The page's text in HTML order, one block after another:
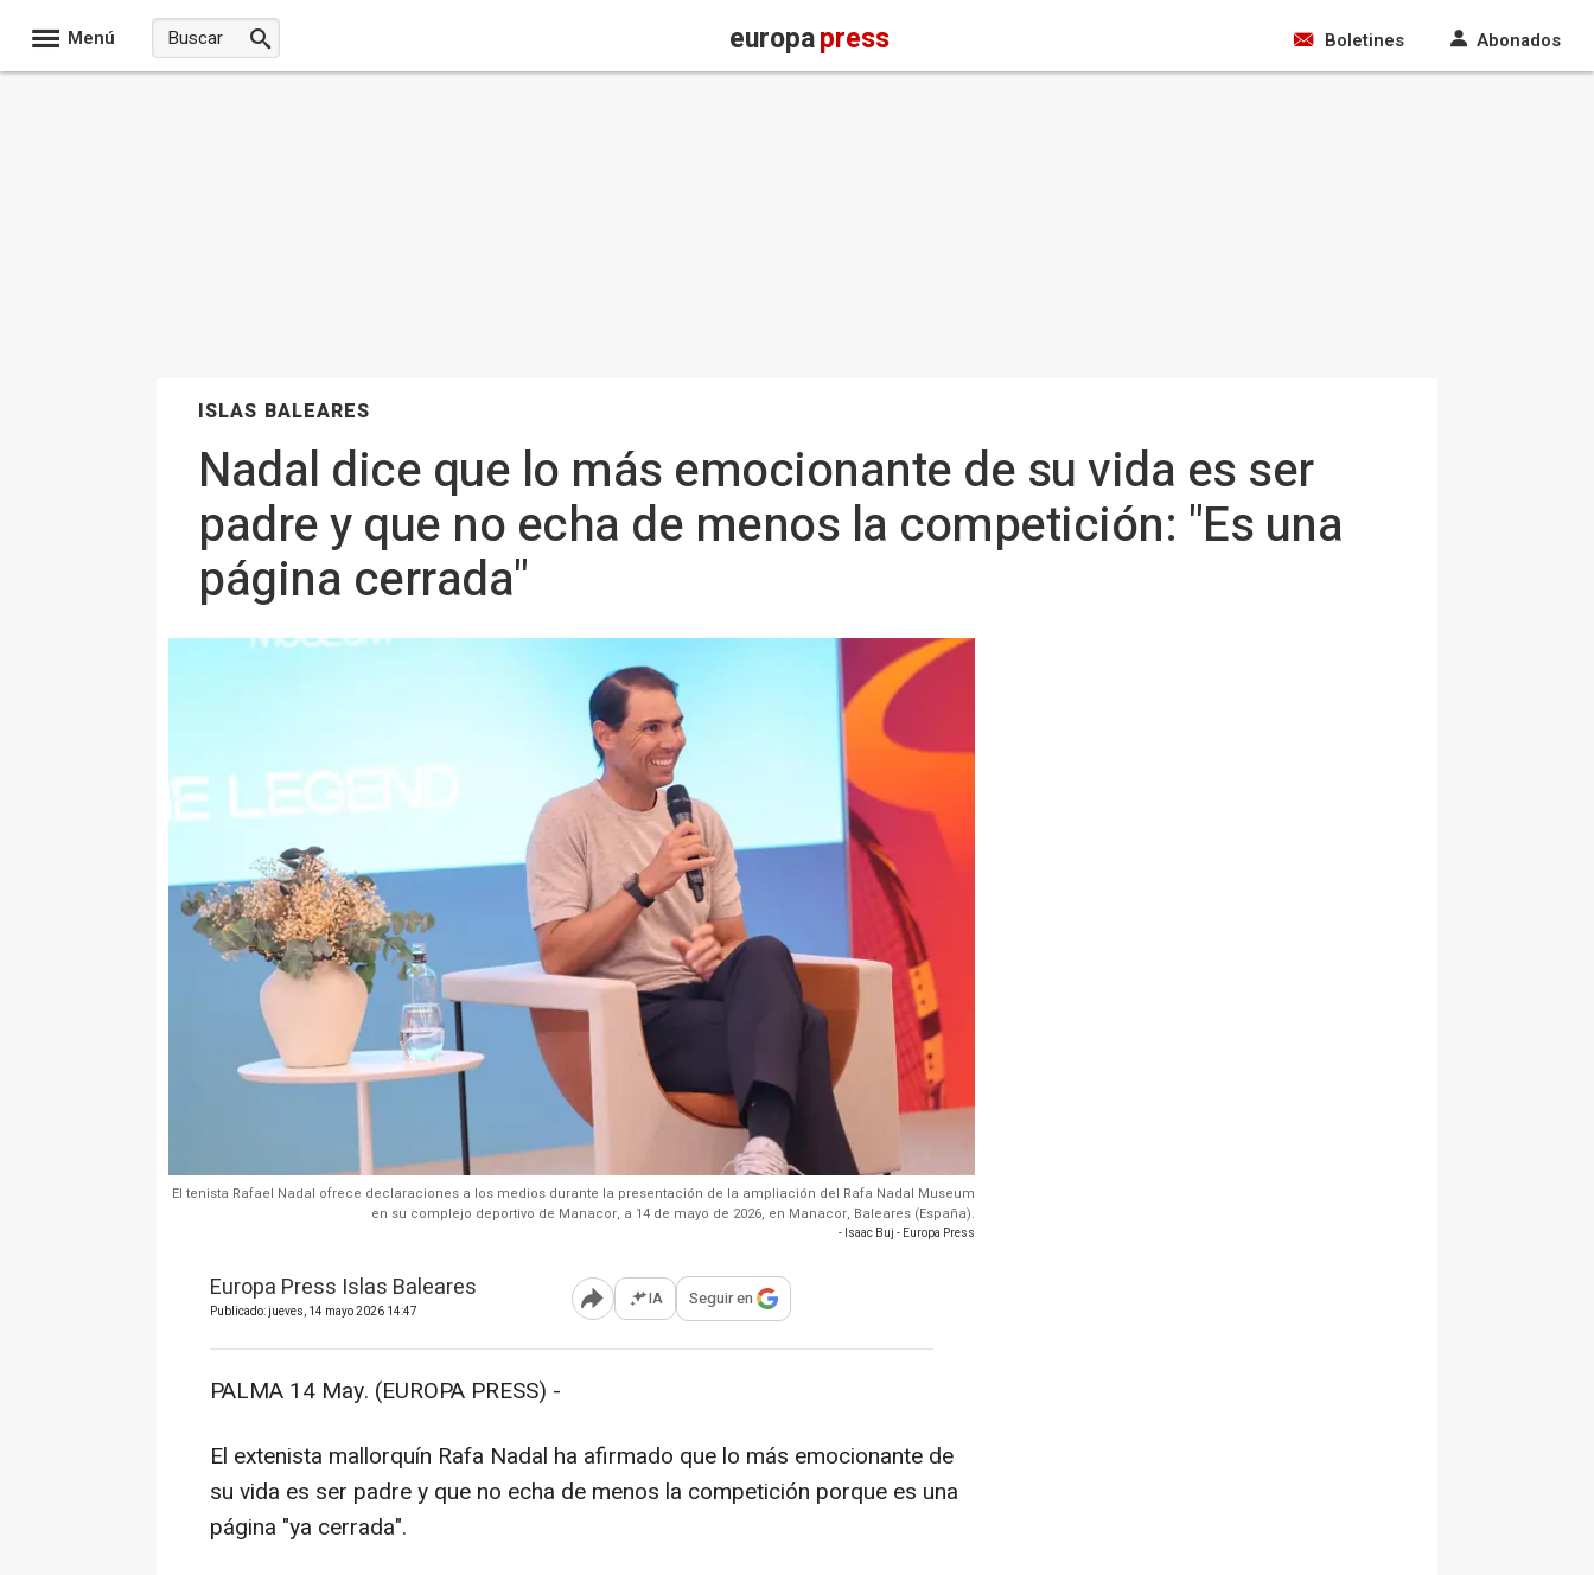
Menú europapress Boletines Abonados
ISLAS BALEARES
Nadal dice que lo más emocionante de su vida es ser
padre y que no echa de menos la competición: "Es una
página cerrada"
El tenista Rafael Nadal ofrece declaraciones a los medios durante la presentación de la ampliación del Rafa Nadal Museum
en su complejo deportivo de Manacor, a 14 de mayo de 2026, en Manacor, Baleares (España).
- Isaac Buj - Europa Press
Europa Press Islas Baleares
Publicado: jueves, 14 mayo 2026 14:47 Abrir opciones para compartir
IA Seguir en
PALMA 14 May. (EUROPA PRESS) -
El extenista mallorquín Rafa Nadal ha afirmado que lo más emocionante de
su vida es ser padre y que no echa de menos la competición porque es una
página "ya cerrada".